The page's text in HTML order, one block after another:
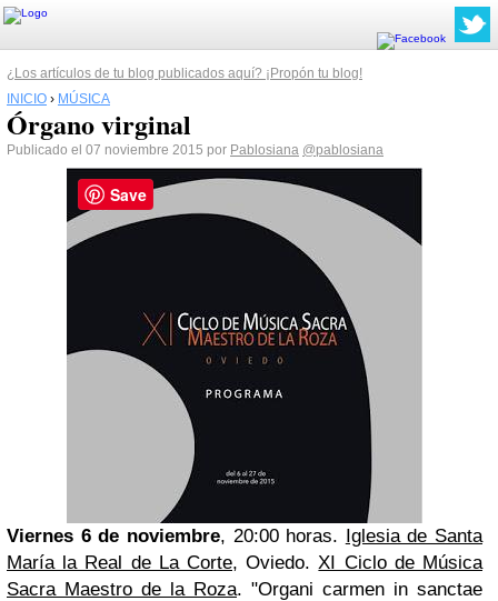
¿Los artículos de tu blog publicados aquí? ¡Propón tu blog!
INICIO › MÚSICA
Órgano virginal
Publicado el 07 noviembre 2015 por Pablosiana @pablosiana
Viernes 6 de noviembre, 20:00 horas. Iglesia de Santa
María la Real de La Corte, Oviedo.XI Ciclo de Música
Sacra Maestro de la Roza. "Organi carmen in sanctae
Save